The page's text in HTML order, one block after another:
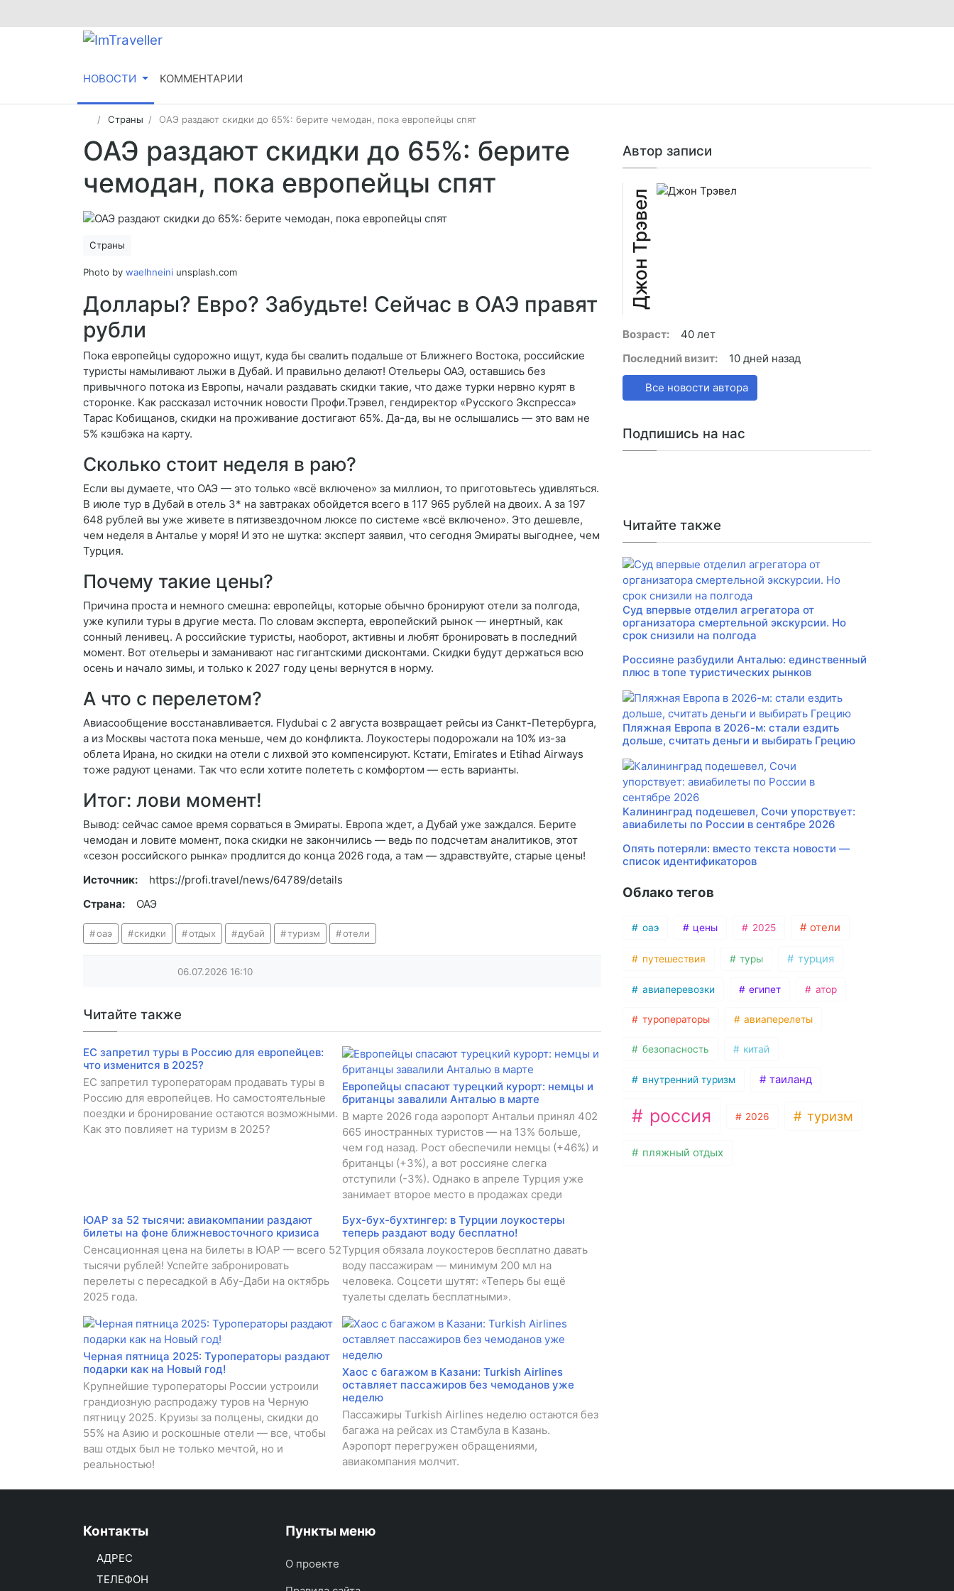
НОВОСТИ КОММЕНТАРИИ
Страны ОАЭ раздают скидки до 65%: берите чемодан, пока европейцы спят
ОАЭ раздают скидки до 65%: берите
чемодан, пока европейцы спят
Страны
Photo by waelhneini unsplash.com
Доллары? Евро? Забудьте! Сейчас в ОАЭ правят
рубли
Пока европейцы судорожно ищут, куда бы свалить подальше от Ближнего Востока, российские
туристы намыливают лыжи в Дубай. И правильно делают! Отельеры ОАЭ, оставшись без
привычного потока из Европы, начали раздавать скидки такие, что даже турки нервно курят в
сторонке. Как рассказал источник новости Профи.Трэвел, гендиректор «Русского Экспресса»
Тарас Кобищанов, скидки на проживание достигают 65%. Да-да, вы не ослышались — это вам не
5% кэшбэка на карту.
Сколько стоит неделя в раю?
Если вы думаете, что ОАЭ — это только «всё включено» за миллион, то приготовьтесь удивляться.
В июле тур в Дубай в отель 3* на завтраках обойдется всего в 117 965 рублей на двоих. А за 197
648 рублей вы уже живете в пятизвездочном люксе по системе «всё включено». Это дешевле,
чем неделя в Анталье у моря! И это не шутка: эксперт заявил, что сегодня Эмираты выгоднее, чем
Турция.
Почему такие цены?
Причина проста и немного смешна: европейцы, которые обычно бронируют отели за полгода,
уже купили туры в другие места. По словам эксперта, европейский рынок — инертный, как
сонный ленивец. А российские туристы, наоборот, активны и любят бронировать в последний
момент. Вот отельеры и заманивают нас гигантскими дисконтами. Скидки будут держаться всю
осень и начало зимы, и только к 2027 году цены вернутся в норму.
А что с перелетом?
Авиасообщение восстанавливается. Flydubai с 2 августа возвращает рейсы из Санкт-Петербурга,
а из Москвы частота пока меньше, чем до конфликта. Лоукостеры подорожали на 10% из-за
облета Ирана, но скидки на отели с лихвой это компенсируют. Кстати, Emirates и Etihad Airways
тоже радуют ценами. Так что если хотите полететь с комфортом — есть варианты.
Итог: лови момент!
Вывод: сейчас самое время сорваться в Эмираты. Европа ждет, а Дубай уже заждался. Берите
чемодан и ловите момент, пока скидки не закончились — ведь по подсчетам аналитиков, этот
«сезон российского рынка» продлится до конца 2026 года, а там — здравствуйте, старые цены!
Источник:
https://profi.travel/news/64789/details
Страна:
ОАЭ
оаэ скидки отдых дубай туризм отели
06.07.2026 16:10
Читайте также
ЕС запретил туры в Россию для европейцев:
что изменится в 2025?
ЕС запретил туроператорам продавать туры в
Россию для европейцев. Но самостоятельные
поездки и бронирование остаются возможными.
Как это повлияет на туризм в 2025?
Европейцы спасают турецкий курорт: немцы и
британцы завалили Анталью в марте
В марте 2026 года аэропорт Антальи принял 402
665 иностранных туристов — на 13% больше,
чем год назад. Рост обеспечили немцы (+46%) и
британцы (+3%), а вот россияне слегка
отступили (-3%). Однако в апреле Турция уже
занимает второе место в продажах среди
ЮАР за 52 тысячи: авиакомпании раздают
билеты на фоне ближневосточного кризиса
Сенсационная цена на билеты в ЮАР — всего 52
тысячи рублей! Успейте забронировать
перелеты с пересадкой в Абу-Даби на октябрь
2025 года.
Бух-бух-бухтингер: в Турции лоукостеры
теперь раздают воду бесплатно!
Турция обязала лоукостеров бесплатно давать
воду пассажирам — минимум 200 мл на
человека. Соцсети шутят: «Теперь бы ещё
туалеты сделать бесплатными».
Черная пятница 2025: Туроператоры раздают
подарки как на Новый год!
Крупнейшие туроператоры России устроили
грандиозную распродажу туров на Черную
пятницу 2025. Круизы за полцены, скидки до
55% на Азию и роскошные отели — все, чтобы
ваш отдых был не только мечтой, но и
реальностью!
Хаос с багажом в Казани: Turkish Airlines
оставляет пассажиров без чемоданов уже
неделю
Пассажиры Turkish Airlines неделю остаются без
багажа на рейсах из Стамбула в Казань.
Аэропорт перегружен обращениями,
авиакомпания молчит.
Автор записи
Джон Трэвел
Возраст:
40 лет
Последний визит:
10 дней назад
Все новости автора
Подпишись на нас
Читайте также
Суд впервые отделил агрегатора от
организатора смертельной экскурсии. Но
срок снизили на полгода
Россияне разбудили Анталью: единственный
плюс в топе туристических рынков
Пляжная Европа в 2026-м: стали ездить
дольше, считать деньги и выбирать Грецию
Калининград подешевел, Сочи упорствует:
авиабилеты по России в сентябре 2026
Опять потеряли: вместо текста новости —
список идентификаторов
Облако тегов
оаэ цены 2025 отели
путешествия туры турция
авиаперевозки египет атор
туроператоры авиаперелеты
безопасность китай
внутренний туризм таиланд
россия 2026 туризм
пляжный отдых
Контакты
АДРЕС
ТЕЛЕФОН
Пункты меню
О проекте